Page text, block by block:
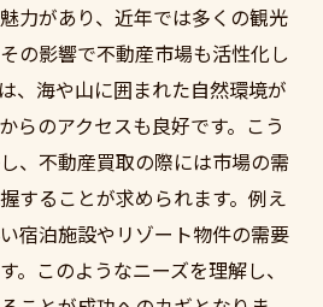
力があり、近年では多くの観光
の影響で不動産市場も活性化し
、海や山に囲まれた自然環境が
らのアクセスも良好です。こう
、不動産買取の際には市場の需
することが求められます。例え
宿泊施設やリゾート物件の需要
。このようなニーズを理解し、